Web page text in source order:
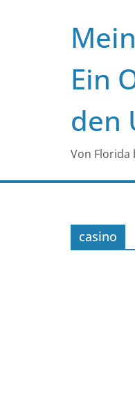
Ein
den
Von Florida
casino